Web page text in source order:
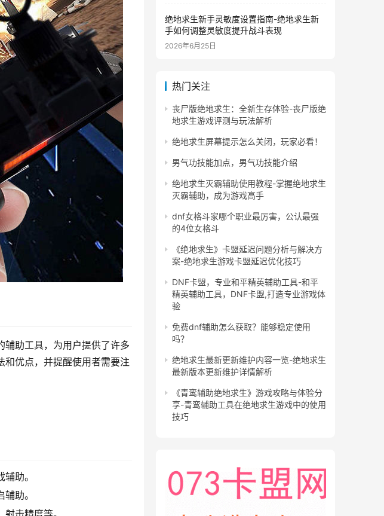
辅助工具，为用户提供了许多
和优点，并提醒使用者需要注
助。
助。
绝地求生新手灵敏度设置指南-绝地求生新
手如何调整灵敏度提升战斗表现
2026年6月25日
热门关注
丧尸版绝地求生：全新生存体验-丧尸版绝
地求生游戏评测与玩法解析
绝地求生屏幕提示怎么关闭，玩家必看！
男气功技能加点，男气功技能介绍
绝地求生灭霸辅助使用教程-掌握绝地求生
灭霸辅助，成为游戏高手
dnf女格斗家哪个职业最厉害，公认最强
的4位女格斗
《绝地求生》卡盟延迟问题分析与解决方
案-绝地求生游戏卡盟延迟优化技巧
DNF卡盟，专业和平精英辅助工具-和平
精英辅助工具，DNF卡盟,打造专业游戏体
验
免费dnf辅助怎么获取？能够稳定使用
吗？
绝地求生最新更新维护内容一览-绝地求生
最新版本更新维护详情解析
《青鸾辅助绝地求生》游戏攻略与体验分
享-青鸾辅助工具在绝地求生游戏中的使用
技巧